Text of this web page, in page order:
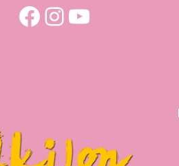
Facebook
Instagram
YouTube